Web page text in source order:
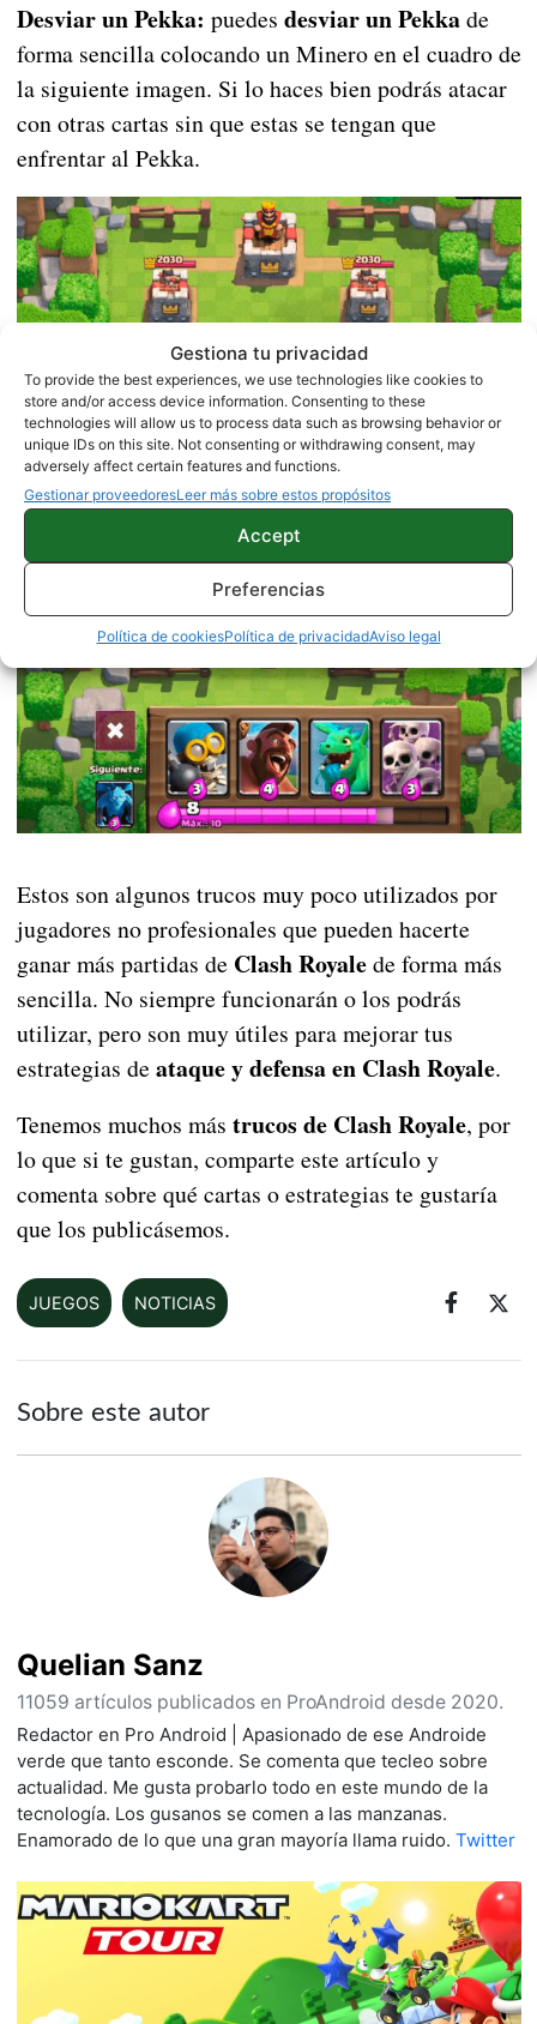
Gestiona tu privacidad
To provide the best experiences, we use technologies like cookies to
store and/or access device information. Consenting to these
technologies will allow us to process data such as browsing behavior or
unique IDs on this site. Not consenting or withdrawing consent, may
adversely affect certain features and functions.
Gestionar proveedoresLeer más sobre estos propósitos
Accept
Preferencias
Política de cookiesPolítica de privacidadAviso legal
Desviar un Pekka: puedes desviar un Pekkade
forma sencilla colocando un Minero en el cuadro de
la siguiente imagen. Si lo haces bien podrás atacar
con otras cartas sin que estas se tengan que
enfrentar al Pekka.
Estos son algunos trucos muy poco utilizados por
jugadores no profesionales que pueden hacerte
ganar más partidas de Clash Royalede forma más
sencilla. No siempre funcionarán o los podrás
utilizar, pero son muy útiles para mejorar tus
estrategias de ataque y defensa en Clash Royale.
Tenemos muchos más trucos de Clash Royale, por
lo que si te gustan, comparte este artículo y
comenta sobre qué cartas o estrategias te gustaría
que los publicásemos.
JUEGOS NOTICIAS
Sobre este autor
Quelian Sanz
11059 artículos publicados en ProAndroid desde 2020.
Redactor en Pro Android | Apasionado de ese Androide
verde que tanto esconde. Se comenta que tecleo sobre
actualidad. Me gusta probarlo todo en este mundo de la
tecnología. Los gusanos se comen a las manzanas.
Enamorado de lo que una gran mayoría llama ruido. Twitter